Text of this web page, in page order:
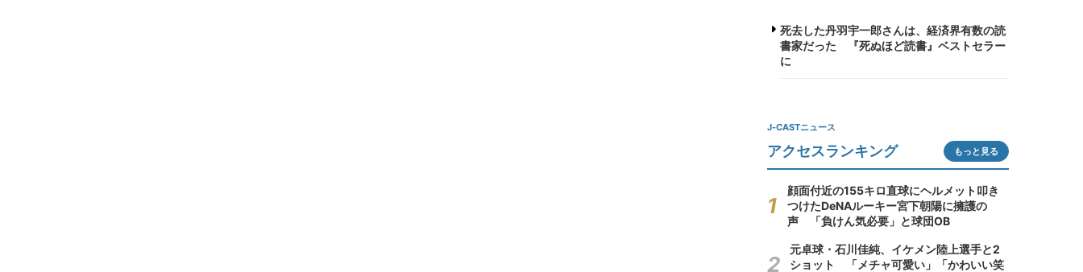
死去した丹羽宇一郎さんは、経済界有数の読
書家だった 『死ぬほど読書』ベストセラー
に
J-CASTニュース
アクセスランキング もっと見る
顔面付近の155キロ直球にヘルメット叩き
つけたDeNAルーキー宮下朝陽に擁護の
声 「負けん気必要」と球団OB
元卓球・石川佳純、イケメン陸上選手と2
ショット 「メチャ可愛い」「かわいい笑